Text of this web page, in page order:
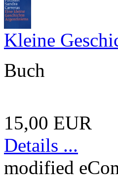
Kleine
Buch
15,00 EUR
Details ...
modified